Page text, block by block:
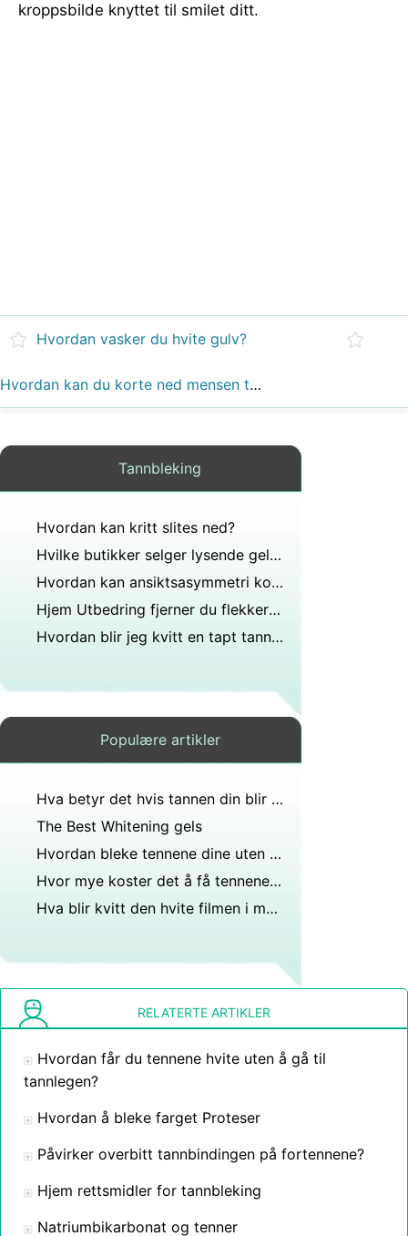
kroppsbilde knyttet til smilet ditt.
Hvordan vasker du hvite gulv?
Hvordan kan du korte ned mensen til kortere dager?
Tannbleking
Hvordan kan kritt slites ned?
Hvilke butikker selger lysende gel for proteser?
Hvordan kan ansiktsasymmetri korrigeres?
Hjem Utbedring fjerner du flekker fra Teeth
Hvordan blir jeg kvitt en tapt tann som ikke er klar til å komme ut?
Populære artikler
Hva betyr det hvis tannen din blir brun?
The Best Whitening gels
Hvordan bleke tennene dine uten kjemikalier
Hvor mye koster det å få tennene hvitnet
Hva blir kvitt den hvite filmen i munnen etter børsting?
RELATERTE ARTIKLER
Hvordan får du tennene hvite uten å gå til
tannlegen?
Hvordan å bleke farget Proteser
Påvirker overbitt tannbindingen på fortennene?
Hjem rettsmidler for tannbleking
Natriumbikarbonat og tenner